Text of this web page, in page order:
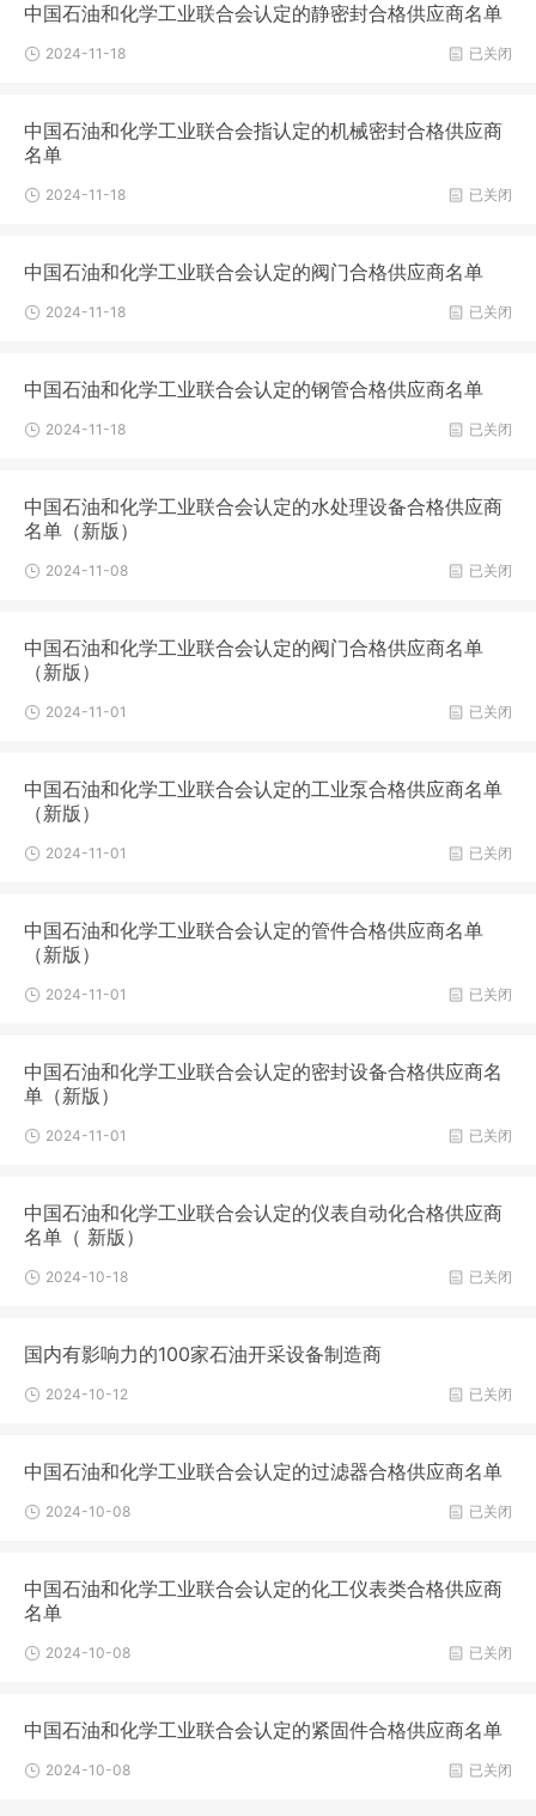
中国石油和化学工业联合会认定的静密封合格供应商名单
已关闭
2024-11-18
中国石油和化学工业联合会指认定的机械密封合格供应商
名单
已关闭
2024-11-18
中国石油和化学工业联合会认定的阀门合格供应商名单
已关闭
2024-11-18
中国石油和化学工业联合会认定的钢管合格供应商名单
已关闭
2024-11-18
中国石油和化学工业联合会认定的水处理设备合格供应商
名单（新版）
已关闭
2024-11-08
中国石油和化学工业联合会认定的阀门合格供应商名单
（新版）
已关闭
2024-11-01
中国石油和化学工业联合会认定的工业泵合格供应商名单
（新版）
已关闭
2024-11-01
中国石油和化学工业联合会认定的管件合格供应商名单
（新版）
已关闭
2024-11-01
中国石油和化学工业联合会认定的密封设备合格供应商名
单（新版）
已关闭
2024-11-01
中国石油和化学工业联合会认定的仪表自动化合格供应商
名单（ 新版）
已关闭
2024-10-18
国内有影响力的100家石油开采设备制造商
已关闭
2024-10-12
中国石油和化学工业联合会认定的过滤器合格供应商名单
已关闭
2024-10-08
中国石油和化学工业联合会认定的化工仪表类合格供应商
名单
已关闭
2024-10-08
中国石油和化学工业联合会认定的紧固件合格供应商名单
已关闭
2024-10-08